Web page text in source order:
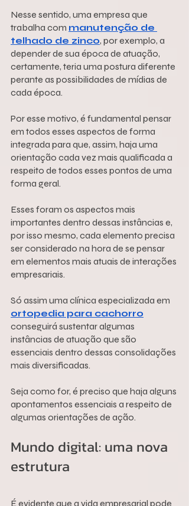
Nesse sentido, uma empresa que
trabalha com manutenção de
telhado de zinco, por exemplo, a
depender de sua época de atuação,
certamente, teria uma postura diferente
perante as possibilidades de mídias de
cada época.
Por esse motivo, é fundamental pensar
em todos esses aspectos de forma
integrada para que, assim, haja uma
orientação cada vez mais qualificada a
respeito de todos esses pontos de uma
forma geral.
Esses foram os aspectos mais
importantes dentro dessas instâncias e,
por isso mesmo, cada elemento precisa
ser considerado na hora de se pensar
em elementos mais atuais de interações
empresariais.
Só assim uma clínica especializada em
ortopedia para cachorro
conseguirá sustentar algumas
instâncias de atuação que são
essenciais dentro dessas consolidações
mais diversificadas.
Seja como for, é preciso que haja alguns
apontamentos essenciais a respeito de
algumas orientações de ação.
Mundo digital: uma nova
estrutura
É evidente que a vida empresarial pode